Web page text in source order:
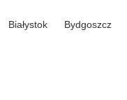
Białystok Bydgoszcz